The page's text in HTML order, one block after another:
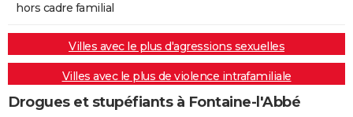
hors cadre familial
Villes avec le plus d'agressions sexuelles
Villes avec le plus de violence intrafamiliale
Drogues et stupéfiants à Fontaine-l'Abbé